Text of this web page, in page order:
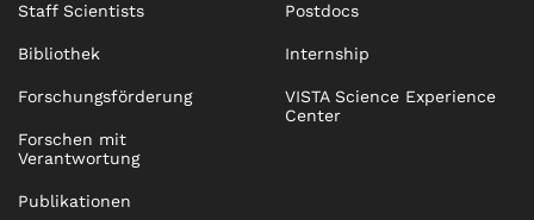
Staff Scientists
Bibliothek
Forschungsförderung
Forschen mit
Verantwortung
Publikationen
Postdocs
Internship
VISTA Science Experience
Center